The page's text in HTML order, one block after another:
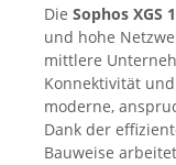
Die Sophos XGS
und hohe
mittlere
Konnektivität
moderne,
Dank der
Bauweise